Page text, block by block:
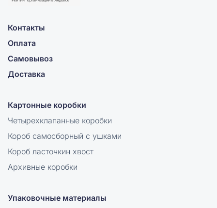
Контакты
Оплата
Самовывоз
Доставка
Картонные коробки
Четырехклапанные коробки
Короб самосборный с ушками
Короб ласточкин хвост
Архивные коробки
Упаковочные материалы